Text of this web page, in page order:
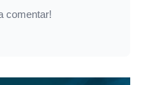
comentar!